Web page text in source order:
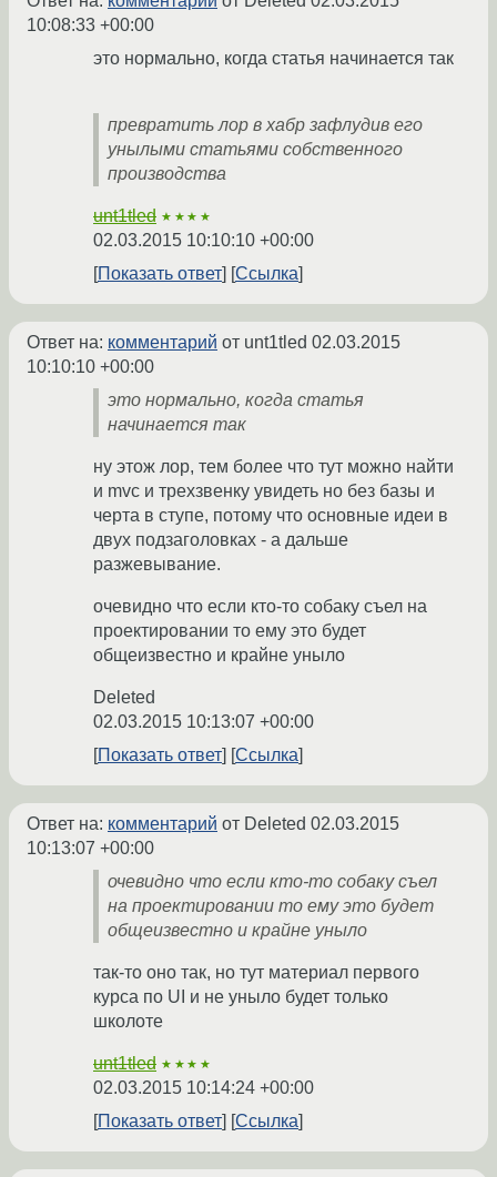
10:08:33 +00:00
это нормально, когда статья начинается так
превратить лор в хабр зафлудив его
унылыми статьями собственного
производства
unt1tled ★★★★
02.03.2015 10:10:10 +00:00
Показать ответ
Ссылка
Ответ на: комментарий от unt1tled 02.03.2015
10:10:10 +00:00
это нормально, когда статья
начинается так
ну этож лор, тем более что тут можно найти
и mvc и трехзвенку увидеть но без базы и
черта в ступе, потому что основные идеи в
двух подзаголовках - а дальше
разжевывание.
очевидно что если кто-то собаку съел на
проектировании то ему это будет
общеизвестно и крайне уныло
Deleted
02.03.2015 10:13:07 +00:00
Показать ответ
Ссылка
Ответ на: комментарий от Deleted 02.03.2015
10:13:07 +00:00
очевидно что если кто-то собаку съел
на проектировании то ему это будет
общеизвестно и крайне уныло
так-то оно так, но тут материал первого
курса по UI и не уныло будет только
школоте
unt1tled ★★★★
02.03.2015 10:14:24 +00:00
Показать ответ
Ссылка